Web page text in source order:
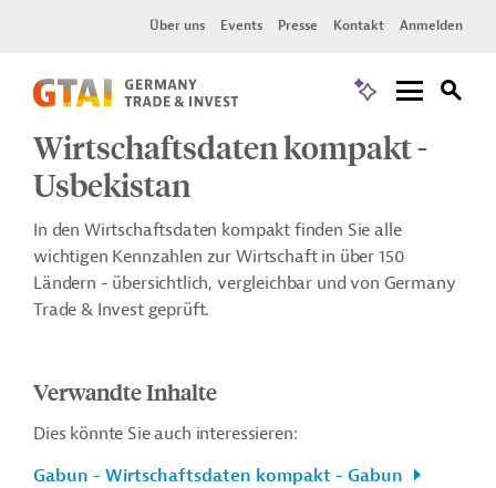
Über uns Events Presse Kontakt Anmelden
Wirtschaftsdaten kompakt -
Usbekistan
In den Wirtschaftsdaten kompakt finden Sie alle
wichtigen Kennzahlen zur Wirtschaft in über 150
Ländern - übersichtlich, vergleichbar und von Germany
Trade & Invest geprüft.
Verwandte Inhalte
Dies könnte Sie auch interessieren:
Gabun - Wirtschaftsdaten kompakt - Gabun